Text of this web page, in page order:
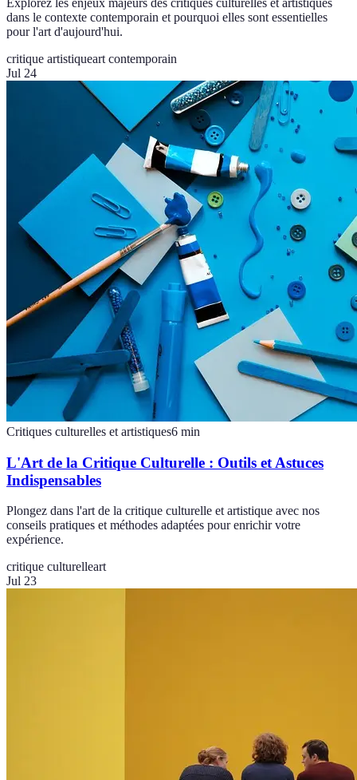
dans le contexte contemporain et pourquoi elles sont essentielles
pour l'art d'aujourd'hui.
critique artistiqueart contemporain
Jul 24
Critiques culturelles et artistiques6 min
L'Art de la Critique Culturelle : Outils et Astuces
Indispensables
Plongez dans l'art de la critique culturelle et artistique avec nos
conseils pratiques et méthodes adaptées pour enrichir votre
expérience.
critique culturelleart
Jul 23